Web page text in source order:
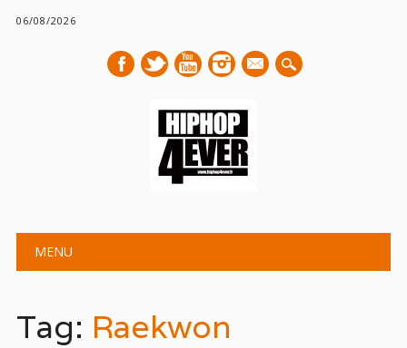
06/08/2026
mail
Main menu
MENU
Tag: Raekwon